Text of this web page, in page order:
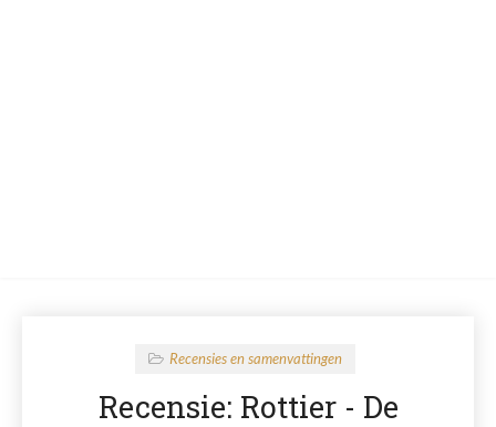
Recensies en samenvattingen
Recensie: Rottier - De